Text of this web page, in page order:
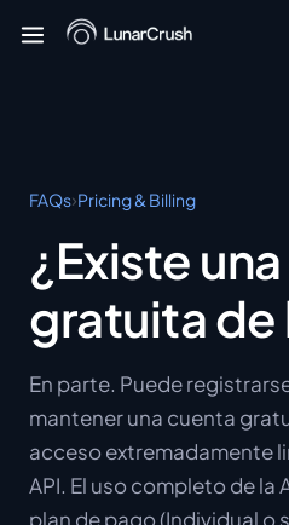
FAQs›Pricing & Billing
¿Existe
gratuita de
En parte. Puede
mantener una cuenta
acceso extremadamente
API. El uso completo de la
plan de pago (Individual o